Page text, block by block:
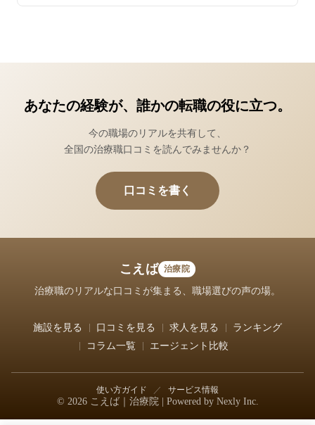
あなたの経験が、誰かの転職の役に立つ。
今の職場のリアルを共有して、
全国の治療職口コミを読んでみませんか？
口コミを書く
こえば 治療院
治療職のリアルな口コミが集まる、職場選びの声の場。
施設を見る 口コミを見る 求人を見る
ランキング
コラム一覧
エージェント比較
使い方ガイド ／ サービス情報
© 2026 こえば｜治療院 | Powered by Nexly Inc.